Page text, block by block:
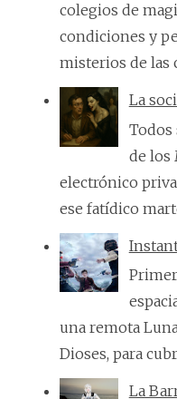
colegios de
condiciones y
misterios de las
La
Todos
de los
electrónico
ese fatídico
una remota
Dioses, para
La